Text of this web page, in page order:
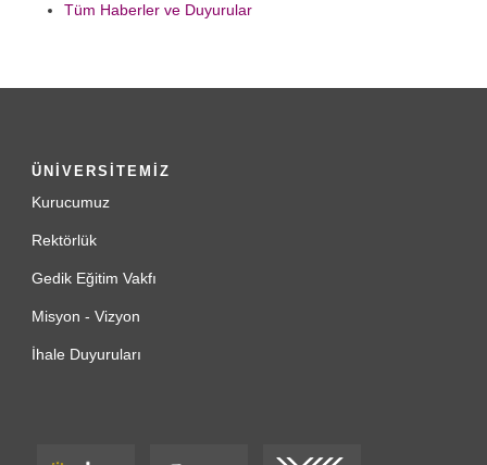
Tüm Haberler ve Duyurular
ÜNİVERSİTEMİZ
Kurucumuz
Rektörlük
Gedik Eğitim Vakfı
Misyon - Vizyon
İhale Duyuruları